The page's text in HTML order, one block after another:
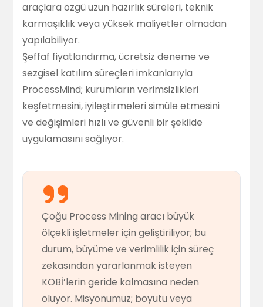
araçlara özgü uzun hazırlık süreleri, teknik
karmaşıklık veya yüksek maliyetler olmadan
yapılabiliyor.
Şeffaf fiyatlandırma, ücretsiz deneme ve
sezgisel katılım süreçleri imkanlarıyla
ProcessMind; kurumların verimsizlikleri
keşfetmesini, iyileştirmeleri simüle etmesini
ve değişimleri hızlı ve güvenli bir şekilde
uygulamasını sağlıyor.
Çoğu Process Mining aracı büyük
ölçekli işletmeler için geliştiriliyor; bu
durum, büyüme ve verimlilik için süreç
zekasından yararlanmak isteyen
KOBİ’lerin geride kalmasına neden
oluyor. Misyonumuz; boyutu veya